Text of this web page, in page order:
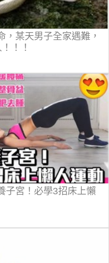
，某天男子全家遇難，
！！
子宮！必學3招床上懶